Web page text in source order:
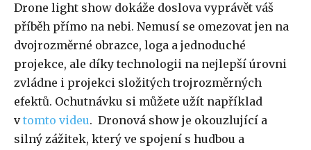
Drone light show dokáže doslova vyprávět váš
příběh přímo na nebi. Nemusí se omezovat jen na
dvojrozměrné obrazce, loga a jednoduché
projekce, ale díky technologii na nejlepší úrovni
zvládne i projekci složitých trojrozměrných
efektů. Ochutnávku si můžete užít například
vtomto videu. Dronová show je okouzlující a
silný zážitek, který ve spojení s hudbou a